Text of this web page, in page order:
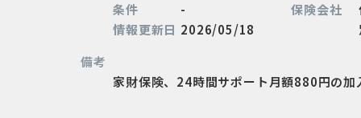
条件
-
情報更新日 2026/05/18
保険会社
備考
家財保険、24時間サポート月額880円の